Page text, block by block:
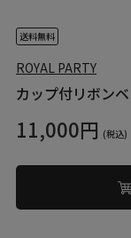
送料無料
ROYAL PARTY
カップ付リボン
11,000円 (税込)